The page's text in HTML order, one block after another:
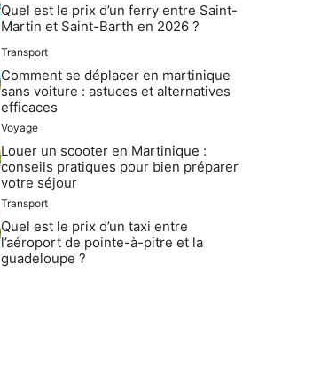
Quel est le prix d’un ferry entre Saint-
Martin et Saint-Barth en 2026 ?
Transport
Comment se déplacer en martinique
sans voiture : astuces et alternatives
efficaces
Voyage
Louer un scooter en Martinique :
conseils pratiques pour bien préparer
votre séjour
Transport
Quel est le prix d’un taxi entre
l’aéroport de pointe-à-pitre et la
guadeloupe ?